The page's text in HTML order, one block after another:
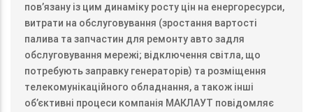
пов’язану із цим динаміку росту цін на енергоресурси,
витрати на обслуговування (зростання вартості
палива та запчастин для ремонту авто задля
обслуговування мережі; відключення світла, що
потребують заправку генераторів) та розміщення
телекомунікаційного обладнання, а також інші
об’єктивні процеси компанія МАКЛАУТ повідомляє